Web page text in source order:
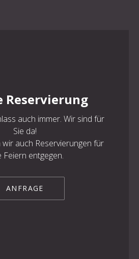
Reservierung
auch immer. Wir sind für
Sie da!
auch Reservierungen für
Feiern entgegen.
ANFRAGE